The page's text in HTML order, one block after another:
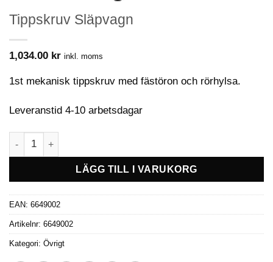
Tippskruv Släpvagn
1,034.00 kr inkl. moms
1st mekanisk tippskruv med fästöron och rörhylsa.
Leveranstid 4-10 arbetsdagar
Tippskruv Släpvagn mängd
LÄGG TILL I VARUKORG
EAN: 6649002
Artikelnr: 6649002
Kategori: Övrigt